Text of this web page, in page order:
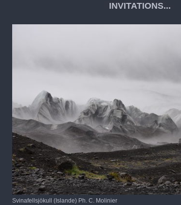
INVITATIONS...
Svinafellsjökull (Islande) Ph. C. Molinier